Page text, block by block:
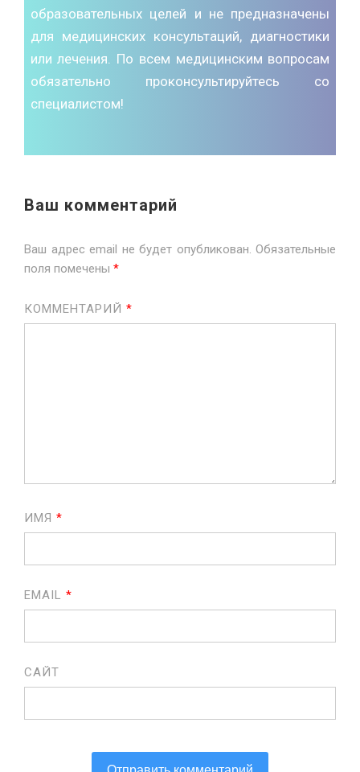
образовательных целей и не предназначены
для медицинских консультаций, диагностики
или лечения. По всем медицинским вопросам
обязательно проконсультируйтесь со
специалистом!
Ваш комментарий
Ваш адрес email не будет опубликован. Обязательные
поля помечены *
КОММЕНТАРИЙ *
ИМЯ *
EMAIL *
САЙТ